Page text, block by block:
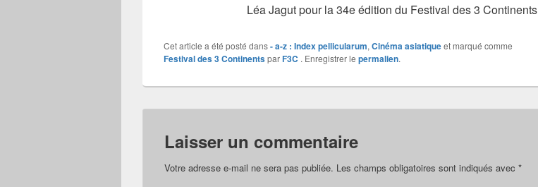
Léa Jagut pour la 34e édition du Festival des 3 Continents
Cet article a été posté dans- a-z : Index pellicularum, Cinéma asiatiqueet marqué comme
Festival des 3 ContinentsparF3C . Enregistrer le permalien.
Laisser un commentaire
Votre adresse e-mail ne sera pas publiée. Les champs obligatoires sont indiqués avec *